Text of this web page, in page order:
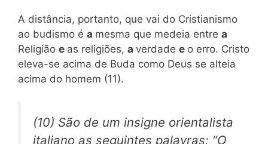
A distância, portanto, que vai do Cristianismo
ao budismo é a mesma que medeia entre a
Religião e as religiões, a verdade e o erro. Cristo
eleva-se acima de Buda como Deus se alteia
acima do homem (11).
(10) São de um insigne orientalista
italiano as seguintes palavras: “O